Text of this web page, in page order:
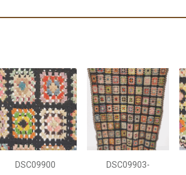
DSC09900 DSC09903-